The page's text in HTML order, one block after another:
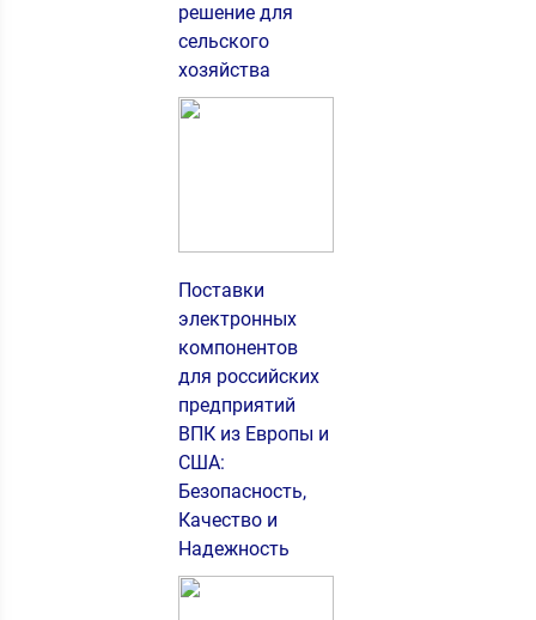
решение для
сельского
хозяйства
Поставки
электронных
компонентов
для российских
предприятий
ВПК из Европы и
США:
Безопасность,
Качество и
Надежность